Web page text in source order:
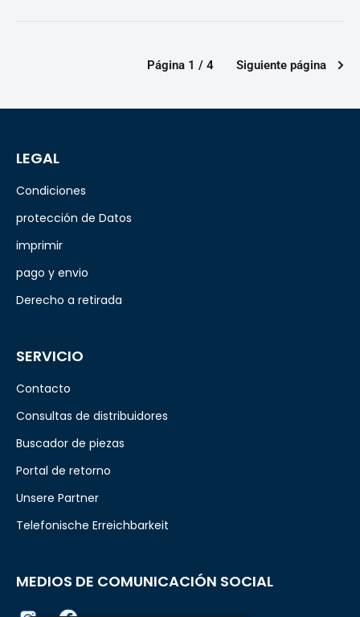
Página 1 / 4 Siguiente página
LEGAL
Condiciones
protección de Datos
imprimir
pago y envio
Derecho a retirada
SERVICIO
Contacto
Consultas de distribuidores
Buscador de piezas
Portal de retorno
Unsere Partner
Telefonische Erreichbarkeit
MEDIOS DE COMUNICACIÓN SOCIAL